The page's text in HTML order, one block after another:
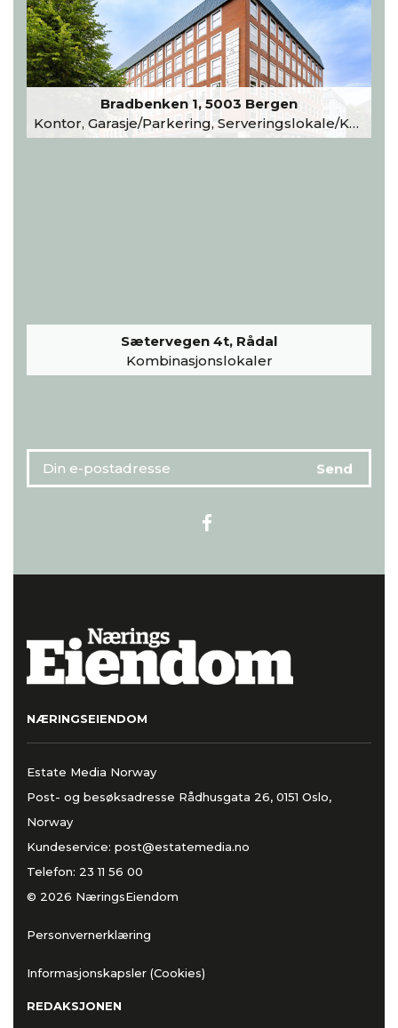
Bradbenken 1, 5003 Bergen
Kontor, Garasje/Parkering, Serveringslokale/Kantine, Undervisning/Arrangement
Sætervegen 4t, Rådal
Kombinasjonslokaler
NÆRINGSEIENDOM
Estate Media Norway
Post- og besøksadresse Rådhusgata 26, 0151 Oslo,
Norway
Kundeservice: post@estatemedia.no
Telefon: 23 11 56 00
© 2026 NæringsEiendom
Personvernerklæring
Informasjonskapsler (Cookies)
REDAKSJONEN